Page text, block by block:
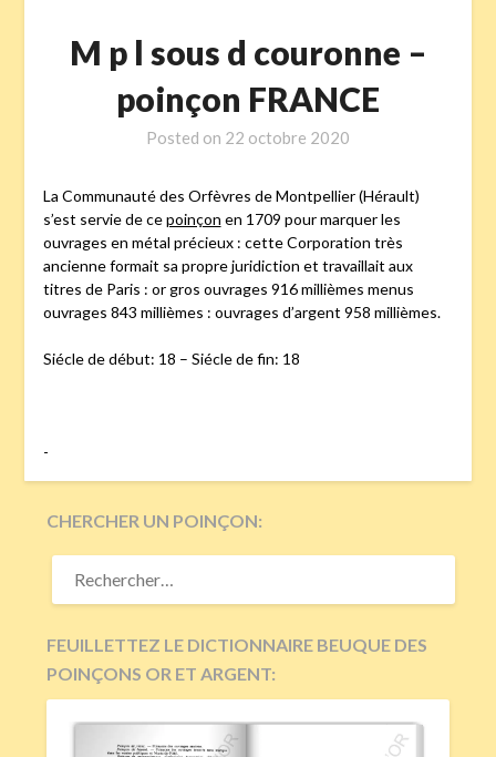
M p l sous d couronne –
poinçon FRANCE
Posted on 22 octobre 2020
La Communauté des Orfèvres de Montpellier (Hérault)
s’est servie de cepoinçon en 1709 pour marquer les
ouvrages en métal précieux : cette Corporation très
ancienne formait sa propre juridiction et travaillait aux
titres de Paris : or gros ouvrages 916 millièmes menus
ouvrages 843 millièmes : ouvrages d’argent 958 millièmes.
Siécle de début: 18 – Siécle de fin: 18
-
CHERCHER UN POINÇON:
RECHERCHER :
FEUILLETTEZ LE DICTIONNAIRE BEUQUE DES
POINÇONS OR ET ARGENT: